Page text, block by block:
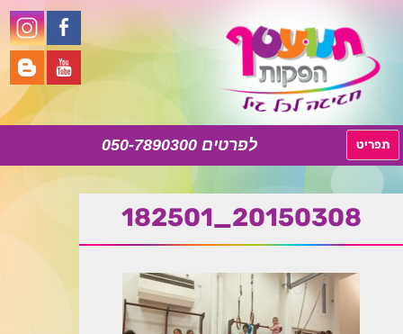
050-7890300 תפריט
לתוכן
20150308_182501